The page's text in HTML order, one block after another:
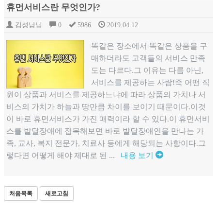
휴먼서비스란 무엇인가?
김성남님 0 5986 2019.04.12
똑같은 장소에서 똑같은 상품을 구
매하더라도 고객들의 서비스 만족
도는 다르다.그 이유는 다름 아닌,
서비스를 제공하는 사람!즉 어떤 직
원이 상품과 서비스를 제공하느냐에 따라 상품의 가치나 서
비스의 가치가 하늘과 땅만큼 차이를 보이기 때문이다.이것
이 바로 휴먼서비스가 가진 매력이라 할 수 있다.이 휴먼서비
스를 발달장애에 접목해보면 바로 발달장애인을 만나는 가
족, 교사, 복지 전문가, 치료사 등에게 해당되는 사항이다.그
렇다면 어떻게 해야 제대로 된 ... 내용 보기
처음목록 새로고침